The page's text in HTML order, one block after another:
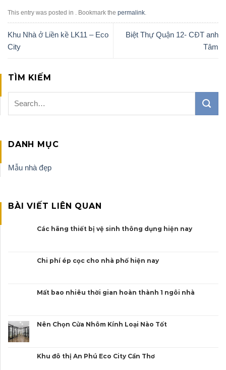
This entry was posted in . Bookmark the permalink.
Khu Nhà ở Liền kề LK11 – Eco
City
Biệt Thự Quận 12- CĐT anh
Tâm
TÌM KIẾM
DANH MỤC
Mẫu nhà đẹp
BÀI VIẾT LIÊN QUAN
Các hãng thiết bị vệ sinh thông dụng hiện nay
Chi phí ép cọc cho nhà phố hiện nay
Mất bao nhiêu thời gian hoàn thành 1 ngôi nhà
Nên Chọn Cửa Nhôm Kính Loại Nào Tốt
Khu đô thị An Phú Eco City Cần Thơ